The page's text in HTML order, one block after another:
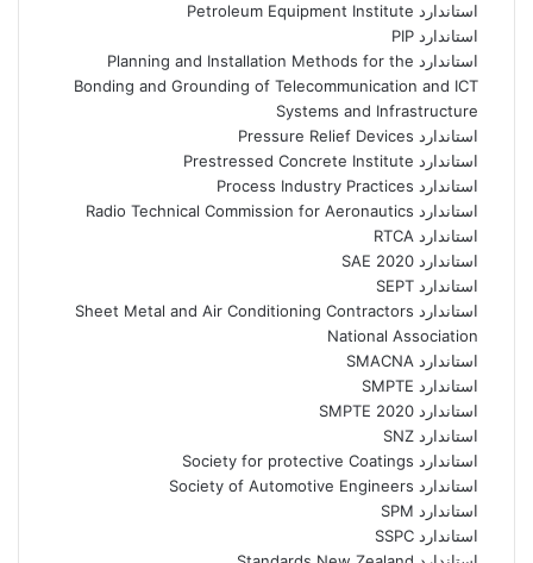
استاندارد Petroleum Equipment Institute
استاندارد PIP
استاندارد Planning and Installation Methods for the
Bonding and Grounding of Telecommunication and ICT
Systems and Infrastructure
استاندارد Pressure Relief Devices
استاندارد Prestressed Concrete Institute
استاندارد Process Industry Practices
استاندارد Radio Technical Commission for Aeronautics
استاندارد RTCA
استاندارد SAE 2020
استاندارد SEPT
استاندارد Sheet Metal and Air Conditioning Contractors
National Association
استاندارد SMACNA
استاندارد SMPTE
استاندارد SMPTE 2020
استاندارد SNZ
استاندارد Society for protective Coatings
استاندارد Society of Automotive Engineers
استاندارد SPM
استاندارد SSPC